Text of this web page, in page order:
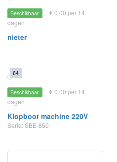
Beschikbaar
€ 0.00 per 14
dagen
nieter
64
Beschikbaar
€ 0.00 per 14
dagen
Klopboor machine 220V
Serie: SBE-850